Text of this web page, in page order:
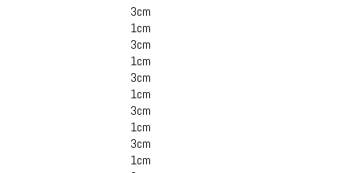
3cm
1cm
3cm
1cm
3cm
1cm
3cm
1cm
3cm
1cm